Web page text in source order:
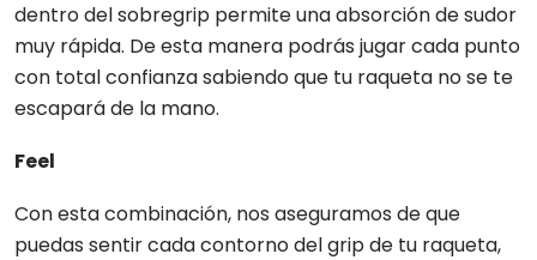
dentro del sobregrip permite una absorción de sudor
muy rápida. De esta manera podrás jugar cada punto
con total confianza sabiendo que tu raqueta no se te
escapará de la mano.
Feel
Con esta combinación, nos aseguramos de que
puedas sentir cada contorno del grip de tu raqueta,